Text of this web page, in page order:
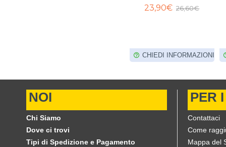
23,90€ 26,60€
CHIEDI INFORMAZIONI
NOI
Chi Siamo
Dove ci trovi
Tipi di Spedizione e Pagamento
PER
Contattaci
Come
Mappa del